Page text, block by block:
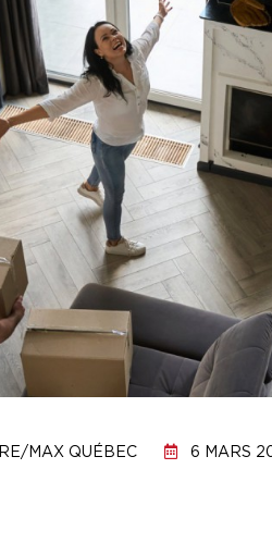
RE/MAX QUÉBEC 6 MARS